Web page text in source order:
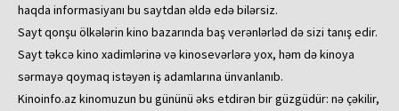
haqda informasiyanı bu saytdan əldə edə bilərsiz.
Sayt qonşu ölkələrin kino bazarında baş verənlərləd də sizi tanış edir.
Sayt təkcə kino xadimlərinə və kinosevərlərə yox, həm də kinoya
sərmayə qoymaq istəyən iş adamlarına ünvanlanıb.
Kinoinfo.az kinomuzun bu gününü əks etdirən bir güzgüdür: nə çəkilir,